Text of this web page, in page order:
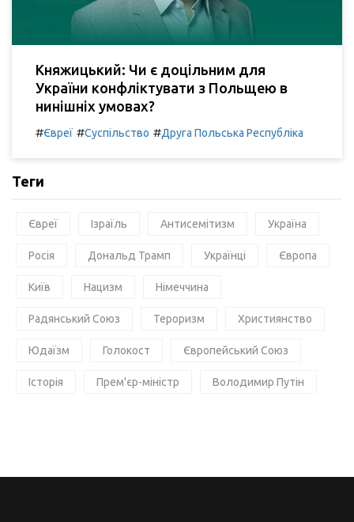
Княжицький: Чи є доцільним для
України конфліктувати з Польщею в
нинішніх умовах?
#Євреї #Суспільство #Друга Польська Республіка
Теги
Євреї Ізраїль Антисемітизм Україна
Росія Дональд Трамп Українці Європа
Київ Нацизм Німеччина
Радянський Союз Тероризм Християнство
Юдаїзм Голокост Європейський Союз
Історія Прем'єр-міністр Володимир Путін